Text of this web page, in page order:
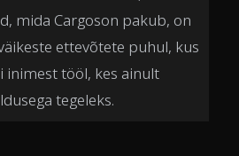
mida Cargoson pakub, on
ettevõtete puhul, kus
inimest tööl, kes ainult
tegeleks.